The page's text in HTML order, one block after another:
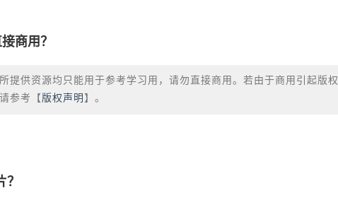
商用？
提供资源均只能用于参考学习用，请勿直接商用。若由于商用引起版权
参考【 版权声明 】。